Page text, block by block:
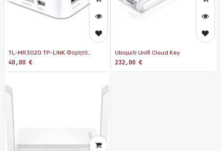
TL-MR3020 TP-LINK Φορητό
3G/4G Wi-Fi 300 Mbps Wireless N
Router
40,00 €
Ubiquiti Unifi Cloud Key
232,00 €